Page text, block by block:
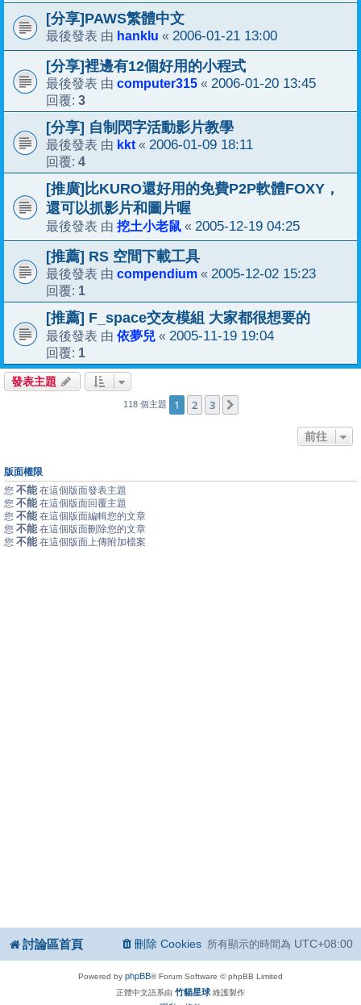
[分享]PAWS繁體中文
最後發表 由 hanklu « 2006-01-21 13:00
[分享]裡邊有12個好用的小程式
最後發表 由 computer315 « 2006-01-20 13:45
回覆: 3
[分享] 自制閃字活動影片教學
最後發表 由 kkt « 2006-01-09 18:11
回覆: 4
[推廣]比KURO還好用的免費P2P軟體FOXY，
還可以抓影片和圖片喔
最後發表 由 挖土小老鼠 « 2005-12-19 04:25
[推薦] RS 空間下載工具
最後發表 由 compendium « 2005-12-02 15:23
回覆: 1
[推薦] F_space交友模組 大家都很想要的
最後發表 由 依夢兒 « 2005-11-19 19:04
回覆: 1
發表主題
118 個主題 1 2 3
前往
版面權限
您 不能 在這個版面發表主題
您 不能 在這個版面回覆主題
您 不能 在這個版面編輯您的文章
您 不能 在這個版面刪除您的文章
您 不能 在這個版面上傳附加檔案
討論區首頁 所有顯示的時間為 UTC+08:00
刪除 Cookies
Powered by phpBB® Forum Software © phpBB Limited
正體中文語系由 竹貓星球 維護製作